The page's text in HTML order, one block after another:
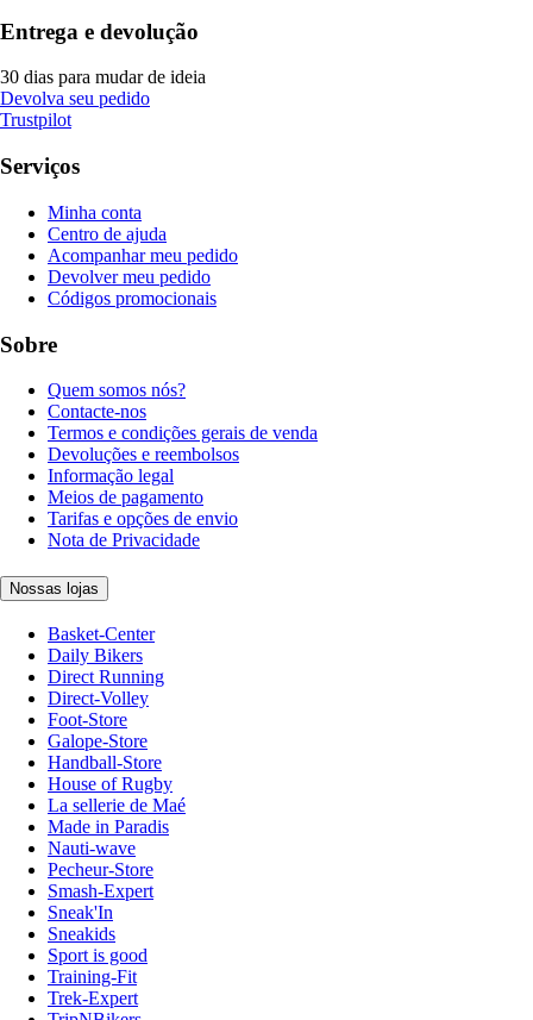
Entrega e devolução
30 dias para mudar de ideia
Devolva seu pedido
Trustpilot
Serviços
Minha conta
Centro de ajuda
Acompanhar meu pedido
Devolver meu pedido
Códigos promocionais
Sobre
Quem somos nós?
Contacte-nos
Termos e condições gerais de venda
Devoluções e reembolsos
Informação legal
Meios de pagamento
Tarifas e opções de envio
Nota de Privacidade
Nossas lojas
Basket-Center
Daily Bikers
Direct Running
Direct-Volley
Foot-Store
Galope-Store
Handball-Store
House of Rugby
La sellerie de Maé
Made in Paradis
Nauti-wave
Pecheur-Store
Smash-Expert
Sneak'In
Sneakids
Sport is good
Training-Fit
Trek-Expert